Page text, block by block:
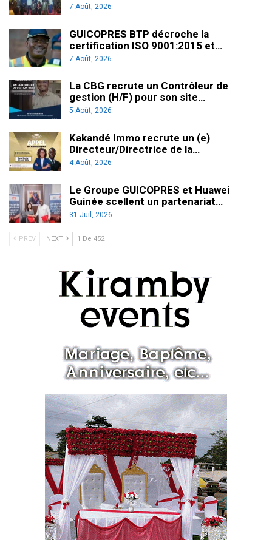
7 Août, 2026
GUICOPRES BTP décroche la
certification ISO 9001:2015 et…
7 Août, 2026
La CBG recrute un Contrôleur de
gestion (H/F) pour son site…
5 Août, 2026
Kakandé Immo recrute un (e)
Directeur/Directrice de la…
4 Août, 2026
Le Groupe GUICOPRES et Huawei
Guinée scellent un partenariat…
31 Juil, 2026
PREV NEXT 1 De 452